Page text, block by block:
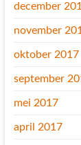
december
november
oktober 2017
september
mei 2017
april 2017